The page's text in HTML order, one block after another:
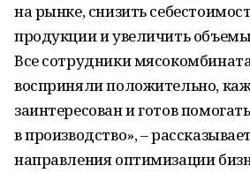
на рынке, снизить
продукции и увеличить объемы
Все сотрудники
восприняли положительно,
заинтересован и готов
в производство», –
направления оптимизации